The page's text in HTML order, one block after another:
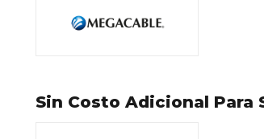
Sin Costo Adicional Para